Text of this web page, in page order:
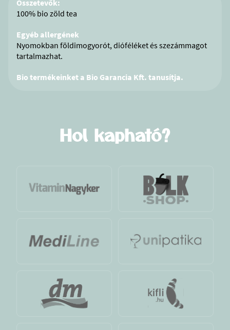
Összetevők:
100% bio zöld tea
Egyéb allergének
Nyomokban földimogyorót, dióféléket és szezámmagot
tartalmazhat.
Bio termékeinket a Bio Garancia Kft. tanusítja.
Hol kapható?